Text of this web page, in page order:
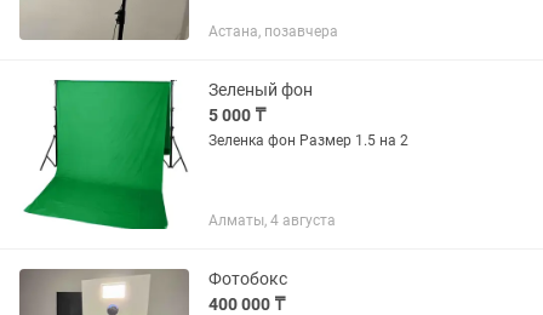
Астана, позавчера
Зеленый фон
5 000 ₸
Зеленка фон Размер 1.5 на 2
Алматы, 4 августа
Фотобокс
400 000 ₸